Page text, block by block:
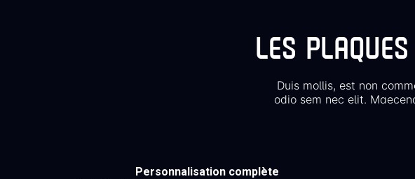
LES
Duis mollis, est non
odio sem nec elit.
Personnalisation complète